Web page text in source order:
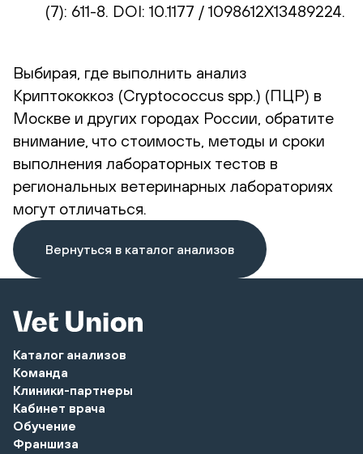
(7): 611-8. DOI: 10.1177 / 1098612X13489224.
Выбирая, где выполнить анализ
Криптококкоз (Cryptococcus spp.) (ПЦР) в
Москве и других городах России, обратите
внимание, что стоимость, методы и сроки
выполнения лабораторных тестов в
региональных ветеринарных лабораториях
могут отличаться.
Вернуться в каталог анализов
Каталог анализов
Команда
Клиники-партнеры
Кабинет врача
Обучение
Франшиза